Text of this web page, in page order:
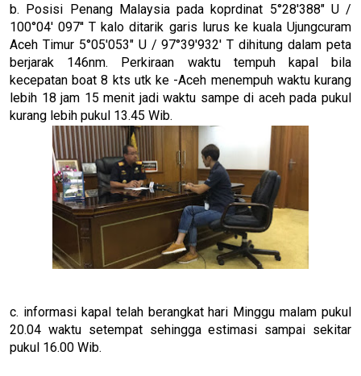
b. Posisi Penang Malaysia pada koprdinat 5°28'388" U /
100°04' 097'' T kalo ditarik garis lurus ke kuala Ujungcuram
Aceh Timur 5°05'053" U / 97°39'932' T dihitung dalam peta
berjarak 146nm. Perkiraan waktu tempuh kapal bila
kecepatan boat 8 kts utk ke -Aceh menempuh waktu kurang
lebih 18 jam 15 menit jadi waktu sampe di aceh pada pukul
kurang lebih pukul 13.45 Wib.
c. informasi kapal telah berangkat hari Minggu malam pukul
20.04 waktu setempat sehingga estimasi sampai sekitar
pukul 16.00 Wib.